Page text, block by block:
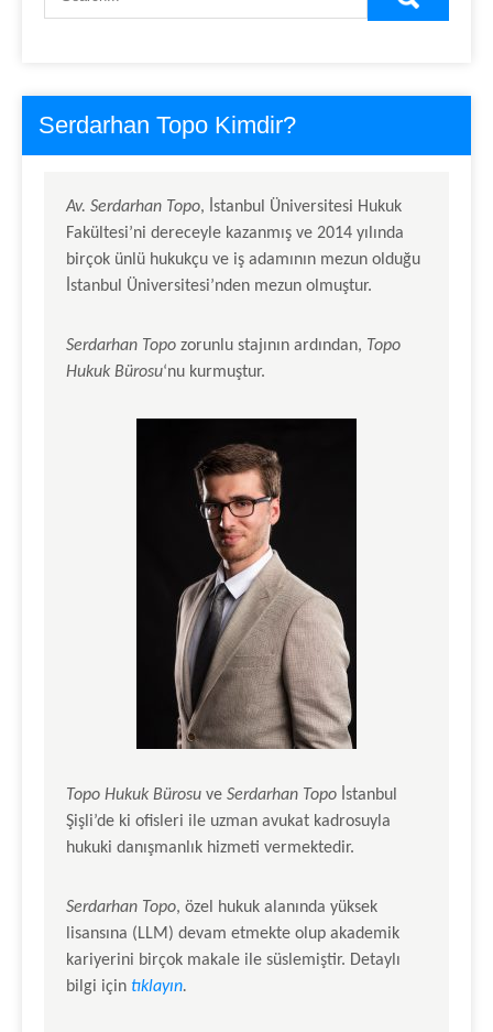
Serdarhan Topo Kimdir?
Av. Serdarhan Topo, İstanbul Üniversitesi Hukuk
Fakültesi’ni dereceyle kazanmış ve 2014 yılında
birçok ünlü hukukçu ve iş adamının mezun olduğu
İstanbul Üniversitesi’nden mezun olmuştur.
Serdarhan Topo zorunlu stajının ardından, Topo
Hukuk Bürosu‘nu kurmuştur.
Topo Hukuk Bürosu ve Serdarhan Topo İstanbul
Şişli’de ki ofisleri ile uzman avukat kadrosuyla
hukuki danışmanlık hizmeti vermektedir.
Serdarhan Topo, özel hukuk alanında yüksek
lisansına (LLM) devam etmekte olup akademik
kariyerini birçok makale ile süslemiştir. Detaylı
bilgi için tıklayın.